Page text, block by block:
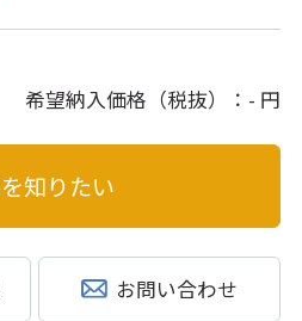
希望納入価格（税抜）： - 円
お問い合わせ